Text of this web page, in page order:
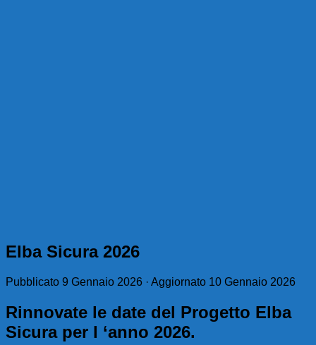
Elba Sicura 2026
Pubblicato 9 Gennaio 2026 · Aggiornato 10 Gennaio 2026
Rinnovate le date del Progetto Elba
Sicura per l ‘anno 2026.